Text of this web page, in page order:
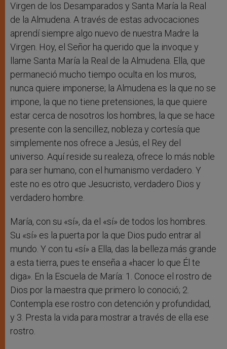
Virgen de los Desamparados y Santa María la Real
de la Almudena. A través de estas advocaciones
aprendí siempre algo nuevo de nuestra Madre la
Virgen. Hoy, el Señor ha querido que la invoque y
llame Santa María la Real de la Almudena. Ella, que
permaneció mucho tiempo oculta en los muros,
nunca quiere imponerse; la Almudena es la que no se
impone, la que no tiene pretensiones, la que quiere
estar cerca de nosotros los hombres, la que se hace
presente con la sencillez, nobleza y cortesía que
simplemente nos ofrece a Jesús, el Rey del
universo. Aquí reside su realeza, ofrece lo más noble
para ser humano, con el humanismo verdadero. Y
este no es otro que Jesucristo, verdadero Dios y
verdadero hombre.
María, con su «sí», da el «sí» de todos los hombres.
Su «sí» es la puerta por la que Dios pudo entrar al
mundo. Y con tu «sí» a Ella, das la belleza más grande
a esta tierra, pues te enseña a «hacer lo que Él te
diga». En la Escuela de María: 1. Conoce el rostro de
Dios por la maestra que primero lo conoció; 2.
Contempla ese rostro con detención y profundidad,
y 3. Presta la vida para mostrar a través de ella ese
rostro.